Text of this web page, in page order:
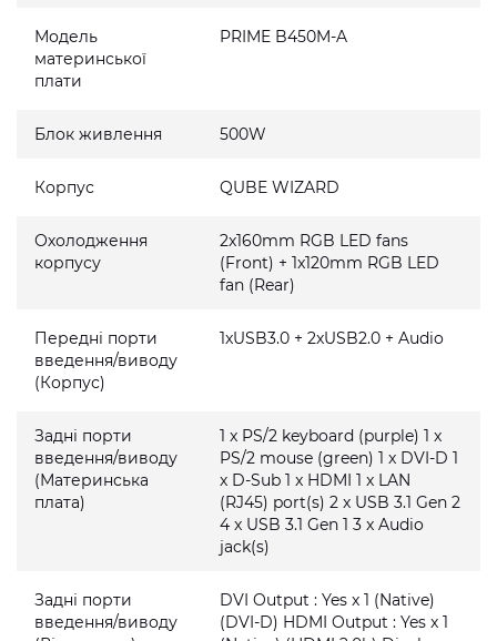
Модель
материнської
плати
PRIME B450M-A
Блок живлення 500W
Корпус QUBE WIZARD
Охолодження
корпусу
2x160mm RGB LED fans
(Front) + 1x120mm RGB LED
fan (Rear)
Передні порти
введення/виводу
(Корпус)
1xUSB3.0 + 2xUSB2.0 + Audio
Задні порти
введення/виводу
(Материнська
плата)
1 x PS/2 keyboard (purple) 1 x
PS/2 mouse (green) 1 x DVI-D 1
x D-Sub 1 x HDMI 1 x LAN
(RJ45) port(s) 2 x USB 3.1 Gen 2
4 x USB 3.1 Gen 1 3 x Audio
jack(s)
Задні порти
введення/виводу
DVI Output : Yes x 1 (Native)
(DVI-D) HDMI Output : Yes x 1